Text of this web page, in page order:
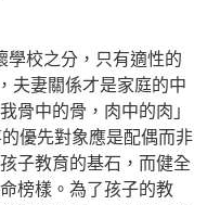
校之分，只有適性的
夫妻關係才是家庭的中
骨中的骨，肉中的肉」
優先對象應是配偶而非
子教育的基石，而健全
榜樣。為了孩子的教